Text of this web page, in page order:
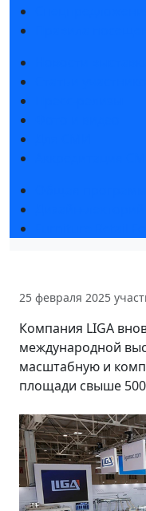
25 февраля 2025
Компания LIGA
международной
масштабную и
площади свыше